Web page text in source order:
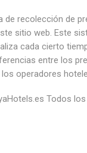
de recolección de
sitio web. Este
cada cierto
entre los
operadores
Todos